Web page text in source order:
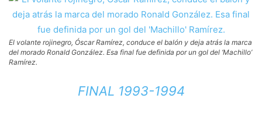
El volante rojinegro, Óscar Ramírez, conduce el balón y deja atrás la marca
del morado Ronald González. Esa final fue definida por un gol del ‘Machillo’
Ramírez.
FINAL 1993-1994